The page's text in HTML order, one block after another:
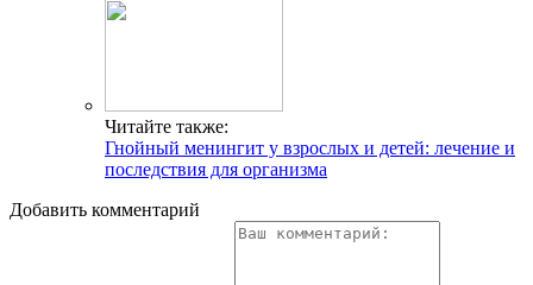
Читайте также:
Гнойный менингит у взрослых и детей: лечение и
последствия для организма
Добавить комментарий